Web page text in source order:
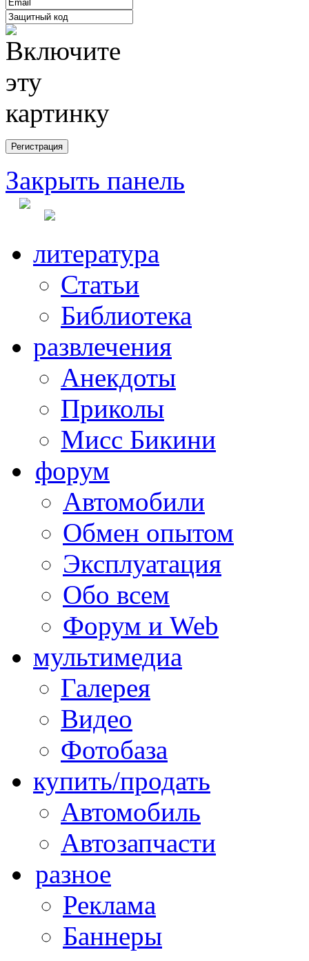
Закрыть панель
литература
Статьи
Библиотека
развлечения
Анекдоты
Приколы
Мисс Бикини
форум
Автомобили
Обмен опытом
Эксплуатация
Обо всем
Форум и Web
мультимедиа
Галерея
Видео
Фотобаза
купить/продать
Автомобиль
Автозапчасти
разное
Реклама
Баннеры